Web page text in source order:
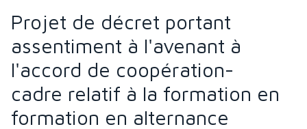
Projet de décret portant
assentiment à l'avenant à
l'accord de coopération-
cadre relatif à la formation en
formation en alternance